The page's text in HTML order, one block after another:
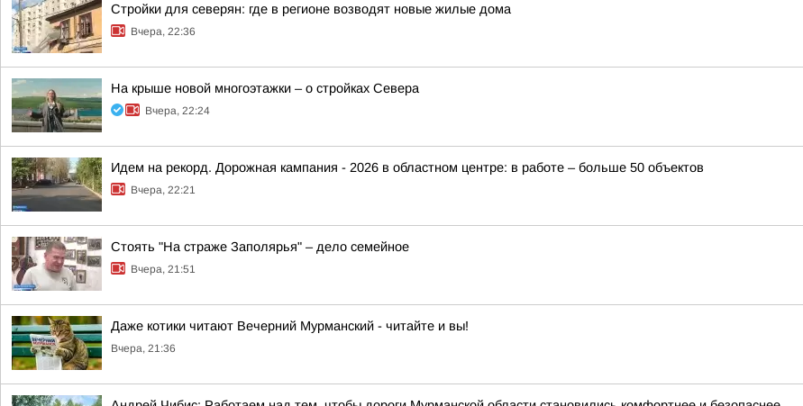
Стройки для северян: где в регионе возводят новые жилые дома
Вчера, 22:36
На крыше новой многоэтажки – о стройках Севера
Вчера, 22:24
Идем на рекорд. Дорожная кампания - 2026 в областном центре: в работе – больше 50 объектов
Вчера, 22:21
Стоять "На страже Заполярья" – дело семейное
Вчера, 21:51
Даже котики читают Вечерний Мурманский - читайте и вы!
Вчера, 21:36